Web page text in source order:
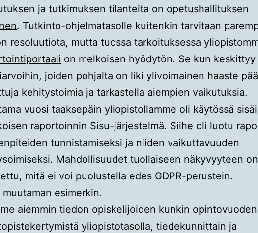
ja tutkimuksen tilanteita on opetushallituksen
. Tutkinto-ohjelmatasolle kuitenkin tarvitaan
resoluutiota, mutta tuossa tarkoituksessa
on melkoisen hyödytön. Se kun keskittyy
joiden pohjalta on liki ylivoimainen haaste
kehitystoimia ja tarkastella aiempien vaikutuksia.
vuosi taaksepäin yliopistollamme oli käytössä
raportoinnin Sisu-järjestelmä. Siihe oli luotu
tunnistamiseksi ja niiden vaikuttavuuden
Mahdollisuudet tuollaiseen näkyvyyteen on
mitä ei voi puolustella edes GDPR-perustein.
muutaman esimerkin.
aiemmin tiedon opiskelijoiden kunkin opintovuoden
yliopistotasolla, tiedekunnittain ja